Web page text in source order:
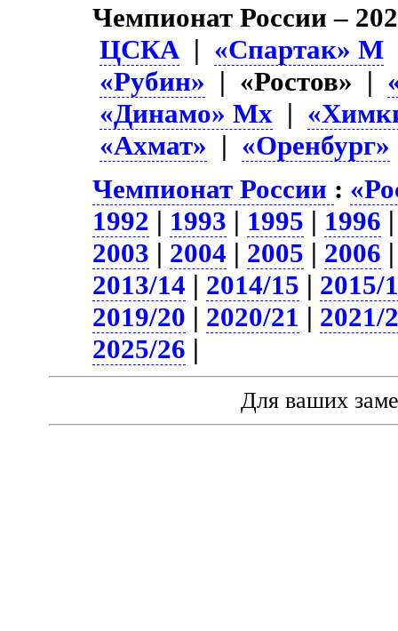
Чемпионат России –
ЦСКА | «Спартак» М
«Рубин» | «Ростов» |
«Динамо» Мх |
«Ахмат» | «Оренбург»
Чемпионат России :
1992 | 1993 | 1995 | 1996
2003 | 2004 | 2005 | 2006
2013/14 | 2014/15 | 2015/
2019/20 | 2020/21 | 2021/
2025/26 |
Для ваших